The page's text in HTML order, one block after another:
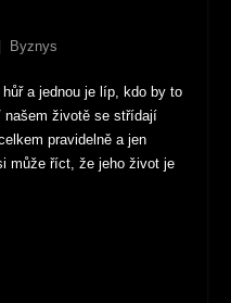
Byznys
hůř a jednou je líp, kdo by to
našem životě se střídají
pravidelně a jen
může říct, že jeho život je